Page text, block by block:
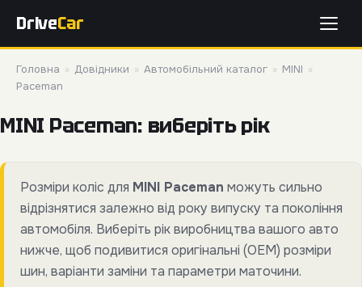
DriveCar
Головна » Довідники » Автомобільний каталог » MINI »
Paceman
MINI Paceman: виберіть рік
Розміри коліс для MINI Paceman можуть сильно
відрізнятися залежно від року випуску та покоління
автомобіля. Виберіть рік виробництва вашого авто
нижче, щоб подивитися оригінальні (OEM) розміри
шин, варіанти заміни та параметри маточини.